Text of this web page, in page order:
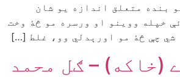
بنده متعلق اندازه يو شان
خپله ووينو او ورسره مو څۀ وخت
شي چې څۀ مو اورېدلي وو، غلط […]
(خاکه) – ګل محمد